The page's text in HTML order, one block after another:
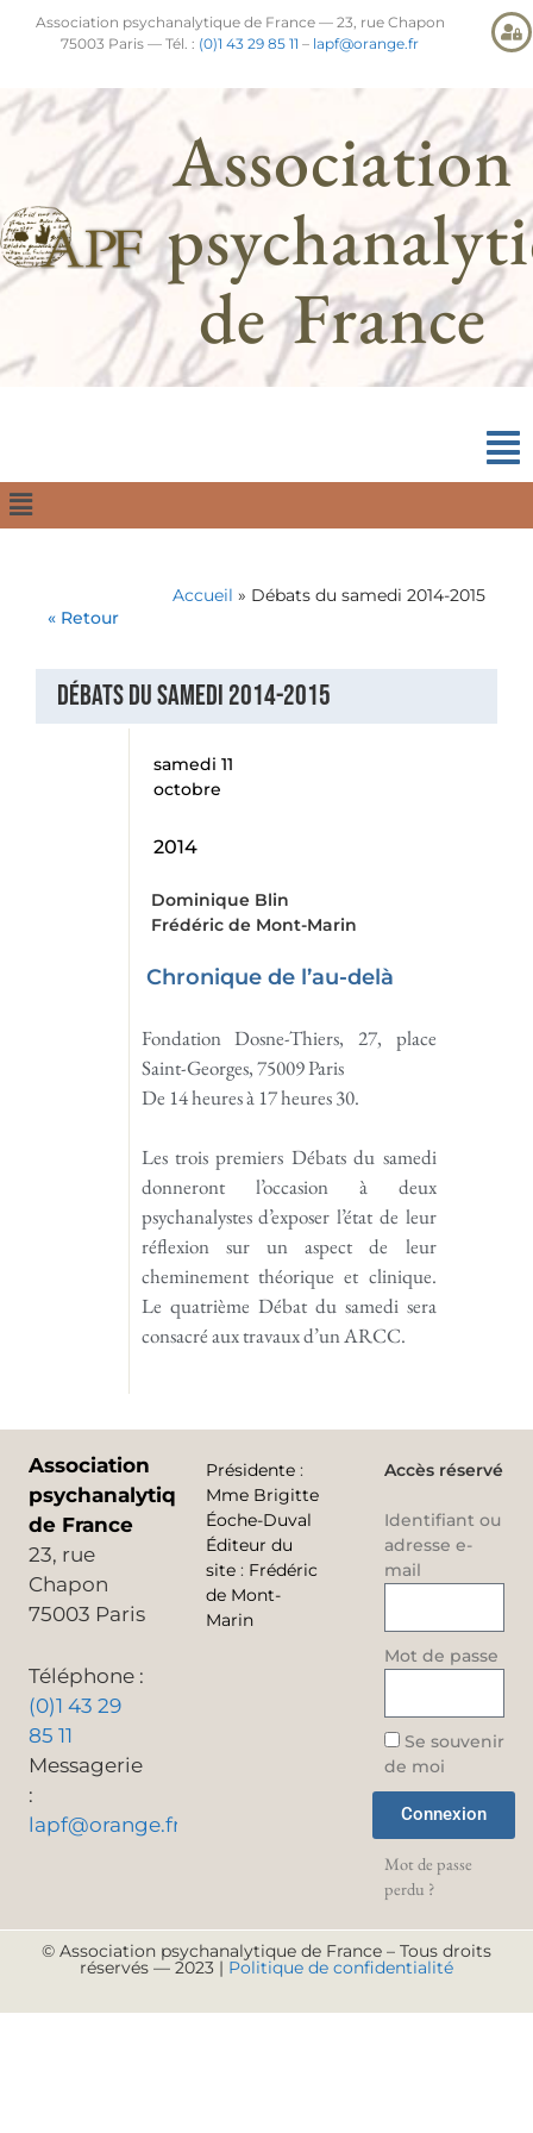
Association psychanalytique de France — 23, rue Chapon
75003 Paris — Tél. : (0)1 43 29 85 11 – lapf@orange.fr
Association
de France
Accueil » Débats du samedi 2014-2015
« Retour
Débats du samedi 2014-2015
samedi 11
octobre
2014
Dominique Blin
Frédéric de Mont-Marin
Chronique de l’au-delà
Fondation Dosne-Thiers, 27, place
Saint-Georges, 75009 Paris
De 14 heures à 17 heures 30.
Les trois premiers Débats du samedi
donneront l’occasion à deux
psychanalystes d’exposer l’état de leur
réflexion sur un aspect de leur
cheminement théorique et clinique.
Le quatrième Débat du samedi sera
consacré aux travaux d’un ARCC.
Association
psychanalytique
de France
23, rue
Chapon
75003 Paris
Téléphone :
(0)1 43 29
85 11
Messagerie
:
lapf@orange.fr
Présidente :
Mme Brigitte
Éoche-Duval
Éditeur du
site : Frédéric
de Mont-
Marin
Accès réservé
Identifiant ou
adresse e-
mail
Mot de passe
Se souvenir
de moi
Connexion
Mot de passe
perdu ?
© Association psychanalytique de France – Tous droits
réservés — 2023 | Politique de confidentialité